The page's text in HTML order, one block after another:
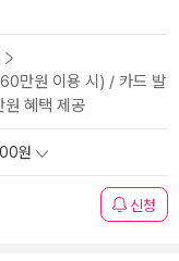
만원 이용 시) / 카드 발
원 혜택 제공
원
신청